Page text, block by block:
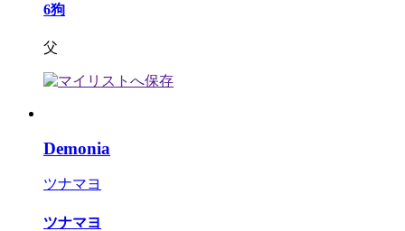
6狗
父
Demonia
ツナマヨ
ツナマヨ